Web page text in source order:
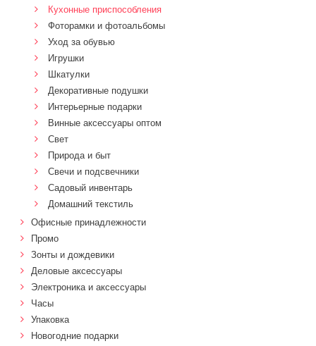
Кухонные приспособления
Фоторамки и фотоальбомы
Уход за обувью
Игрушки
Шкатулки
Декоративные подушки
Интерьерные подарки
Винные аксессуары оптом
Свет
Природа и быт
Свечи и подсвечники
Садовый инвентарь
Домашний текстиль
Офисные принадлежности
Промо
Зонты и дождевики
Деловые аксессуары
Электроника и аксессуары
Часы
Упаковка
Новогодние подарки